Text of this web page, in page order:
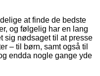
at finde de bedste
og følgelig har en lang
sig nødsaget til at presse
– til børn, samt også til
endda nogle gange yde